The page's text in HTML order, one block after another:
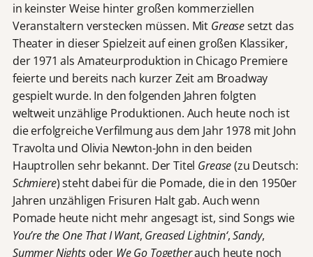
in keinster Weise hinter großen kommerziellen
Veranstaltern verstecken müssen. Mit Greasesetzt das
Theater in dieser Spielzeit auf einen großen Klassiker,
der 1971 als Amateurproduktion in Chicago Premiere
feierte und bereits nach kurzer Zeit am Broadway
gespielt wurde. In den folgenden Jahren folgten
weltweit unzählige Produktionen. Auch heute noch ist
die erfolgreiche Verfilmung aus dem Jahr 1978 mit John
Travolta und Olivia Newton-John in den beiden
Hauptrollen sehr bekannt. Der Titel Grease(zu Deutsch:
Schmiere) steht dabei für die Pomade, die in den 1950er
Jahren unzähligen Frisuren Halt gab. Auch wenn
Pomade heute nicht mehr angesagt ist, sind Songs wie
You’re the One That I Want, Greased Lightnin‘,Sandy,
Summer Nights oder We Go Togetherauch heute noch